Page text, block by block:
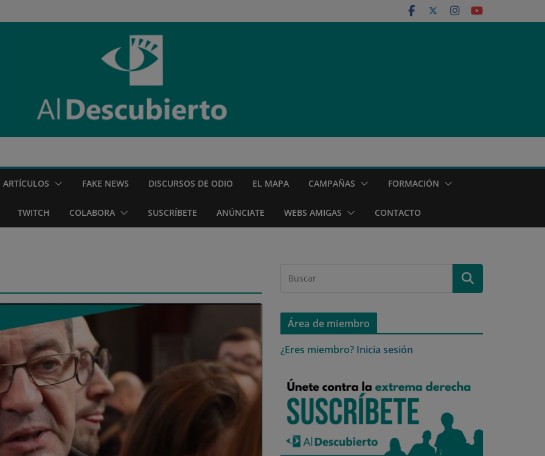
ARTÍCULOS FAKE NEWS DISCURSOS DE ODIO EL MAPA CAMPAÑAS FORMACIÓN
TWITCH COLABORA SUSCRÍBETE ANÚNCIATE WEBS AMIGAS CONTACTO
Área de miembro
¿Eres miembro? Inicia sesión